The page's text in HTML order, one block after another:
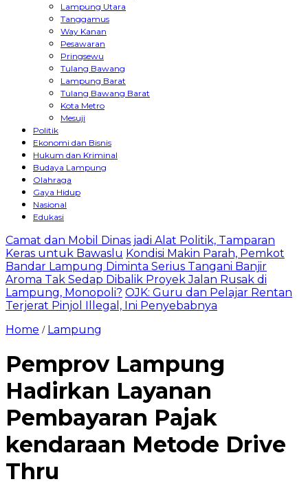
Lampung Utara
Tanggamus
Way Kanan
Pesawaran
Pringsewu
Tulang Bawang
Lampung Barat
Tulang Bawang Barat
Kota Metro
Mesuji
Politik
Ekonomi dan Bisnis
Hukum dan Kriminal
Budaya Lampung
Olahraga
Gaya Hidup
Nasional
Edukasi
Camat dan Mobil Dinas jadi Alat Politik, Tamparan
Keras untuk Bawaslu Kondisi Makin Parah, Pemkot
Bandar Lampung Diminta Serius Tangani Banjir
Aroma Tak Sedap Dibalik Proyek Jalan Rusak di
Lampung, Monopoli? OJK: Guru dan Pelajar Rentan
Terjerat Pinjol Illegal, Ini Penyebabnya
Home / Lampung
Pemprov Lampung
Hadirkan Layanan
Pembayaran Pajak
kendaraan Metode Drive
Thru